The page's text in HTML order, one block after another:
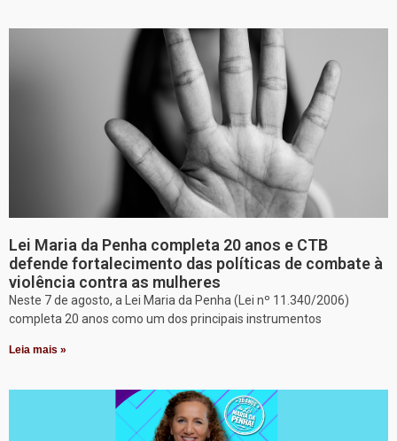
Lei Maria da Penha completa 20 anos e CTB
defende fortalecimento das políticas de combate à
violência contra as mulheres
Neste 7 de agosto, a Lei Maria da Penha (Lei nº 11.340/2006)
completa 20 anos como um dos principais instrumentos
Leia mais »